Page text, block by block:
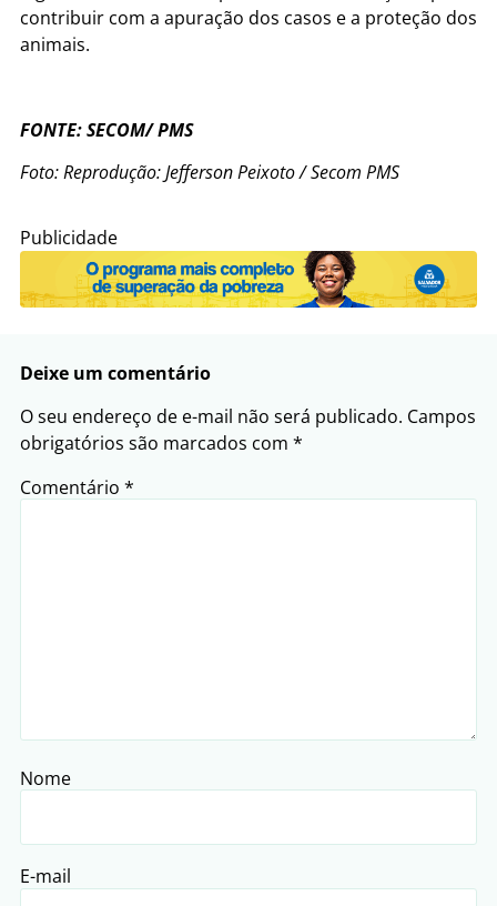
contribuir com a apuração dos casos e a proteção dos
animais.
FONTE: SECOM/ PMS
Foto: Reprodução: Jefferson Peixoto / Secom PMS
Publicidade
Deixe um comentário
O seu endereço de e-mail não será publicado. Campos
obrigatórios são marcados com *
Comentário *
Nome
E-mail